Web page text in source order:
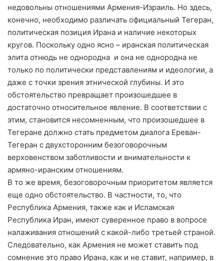
недовольны отношениями Армения-Израиль. Но здесь,
конечно, необходимо различать официальный Тегеран,
политическая позиция Ирана и наличие некоторых
кругов. Поскольку одно ясно – иранская политическая
элита отнюдь не однородна и она не однородна не
только по политически представлениям и идеологии, а
даже с точки зрения этнической глубины. И это
обстоятельство превращает произошедшее в
достаточно относительное явление. В соответствии с
этим, становится несомненным, что произошедшее в
Тегеране должно стать предметом диалога Ереван-
Тегеран с двухсторонним безоговорочным
верховенством заботливости и внимательности к
армяно-иранским отношениям.
В то же время, безоговорочным приоритетом является
еще одно обстоятельство. В частности, то, что
Республика Армения, также как и Исламская
Республика Иран, имеют суверенное право в вопросе
налаживания отношений с какой-либо третьей страной.
Следовательно, как Армения не может ставить под
сомнение это право Ирана, как и не ставит, например, в